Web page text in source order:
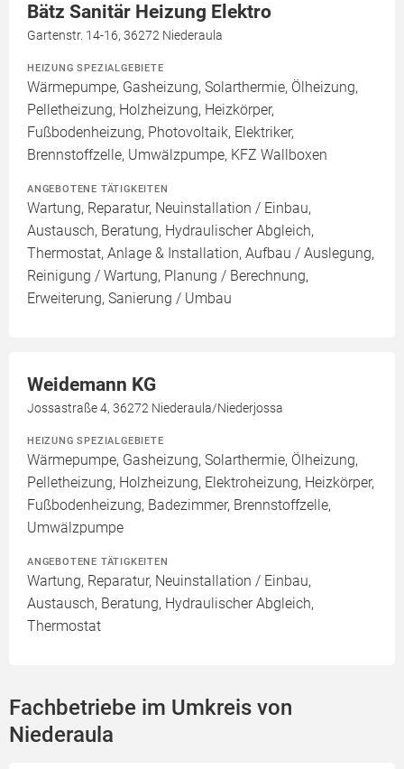
Bätz Sanitär Heizung Elektro
Gartenstr. 14-16, 36272 Niederaula
HEIZUNG SPEZIALGEBIETE
Wärmepumpe, Gasheizung, Solarthermie, Ölheizung,
Pelletheizung, Holzheizung, Heizkörper,
Fußbodenheizung, Photovoltaik, Elektriker,
Brennstoffzelle, Umwälzpumpe, KFZ Wallboxen
ANGEBOTENE TÄTIGKEITEN
Wartung, Reparatur, Neuinstallation / Einbau,
Austausch, Beratung, Hydraulischer Abgleich,
Thermostat, Anlage & Installation, Aufbau / Auslegung,
Reinigung / Wartung, Planung / Berechnung,
Erweiterung, Sanierung / Umbau
Weidemann KG
Jossastraße 4, 36272 Niederaula/Niederjossa
HEIZUNG SPEZIALGEBIETE
Wärmepumpe, Gasheizung, Solarthermie, Ölheizung,
Pelletheizung, Holzheizung, Elektroheizung, Heizkörper,
Fußbodenheizung, Badezimmer, Brennstoffzelle,
Umwälzpumpe
ANGEBOTENE TÄTIGKEITEN
Wartung, Reparatur, Neuinstallation / Einbau,
Austausch, Beratung, Hydraulischer Abgleich,
Thermostat
Fachbetriebe im Umkreis von
Niederaula